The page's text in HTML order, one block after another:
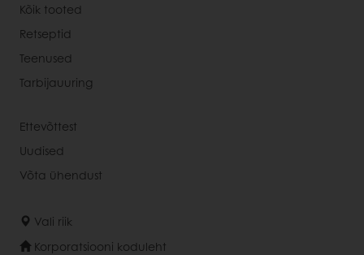
Kõik tooted
Retseptid
Teenused
Tarbijauuring
Ettevõttest
Uudised
Võta ühendust
Vali riik
Korporatsiooni koduleht